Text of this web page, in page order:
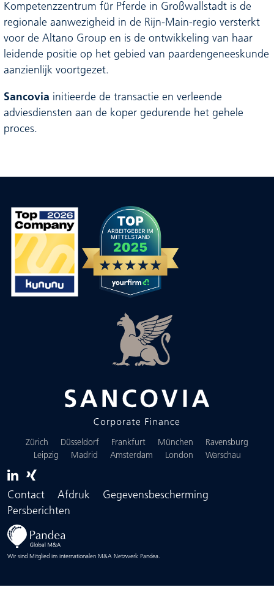
Kompetenzzentrum für Pferde in Großwallstadt is de
regionale aanwezigheid in de Rijn-Main-regio versterkt
voor de Altano Group en is de ontwikkeling van haar
leidende positie op het gebied van paardengeneeskunde
aanzienlijk voortgezet.
Sancovia initieerde de transactie en verleende
adviesdiensten aan de koper gedurende het gehele
proces.
Zürich Düsseldorf Frankfurt München
Ravensburg
Leipzig
Madrid Amsterdam London Warschau
Contact Afdruk
Gegevensbescherming
Persberichten
Wir sind Mitglied im internationalen M&A Netzwerk Pandea.